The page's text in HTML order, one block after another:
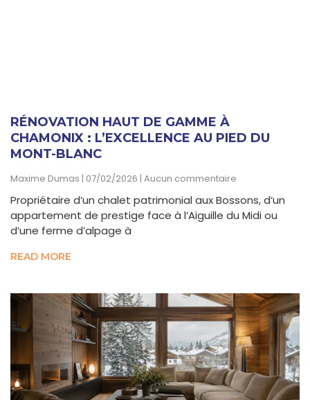
RÉNOVATION HAUT DE GAMME À
CHAMONIX : L’EXCELLENCE AU PIED DU
MONT-BLANC
Maxime Dumas 07/02/2026 Aucun commentaire
Propriétaire d’un chalet patrimonial aux Bossons, d’un
appartement de prestige face à l’Aiguille du Midi ou
d’une ferme d’alpage à
READ MORE